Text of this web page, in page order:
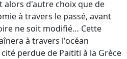
alors d'autre choix que de
à travers le passé, avant
ne soit modifié… Cette
à travers l'océan
perdue de Païtiti à la Grèce